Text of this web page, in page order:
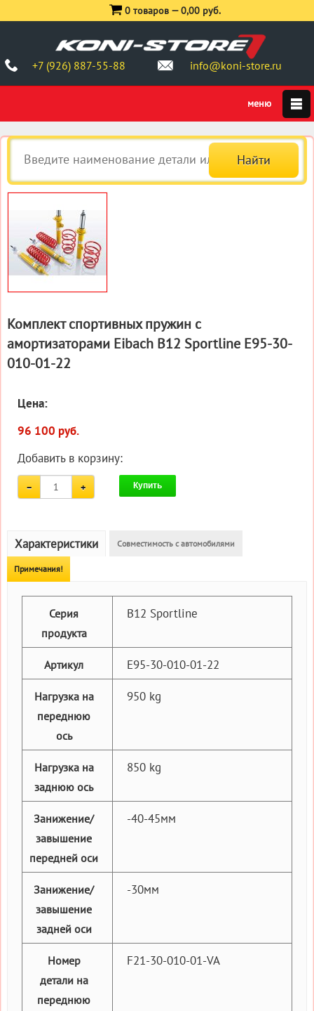
+7 (926) 887-55-88 info@koni-store.ru
0 товаров —0,00 руб.
Комплект спортивных пружин с
амортизаторами Eibach B12 Sportline E95-30-
010-01-22
Цена:
96 100 руб.
Добавить в корзину:
Купить
Характеристики Совместимость с автомобилями
Примечания!
Серия
продукта
B12 Sportline
Артикул E95-30-010-01-22
Нагрузка на
переднюю
ось
950 kg
Нагрузка на
заднюю ось
850 kg
Занижение/
завышение
передней оси
-40-45мм
Занижение/
завышение
задней оси
-30мм
Номер
детали на
переднюю
F21-30-010-01-VA